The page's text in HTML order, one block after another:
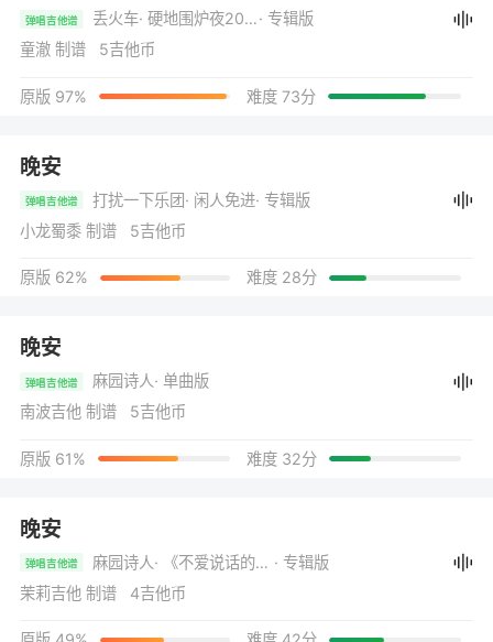
弹唱吉他谱 丢火车 · 硬地围炉夜2017网易云音乐原创盛典· 专辑版
童澈 制谱 5吉他币
原版 97% 难度 73分
晚安
弹唱吉他谱 打扰一下乐团· 闲人免进· 专辑版
小龙蜀黍 制谱 5吉他币
原版 62% 难度 28分
晚安
弹唱吉他谱 麻园诗人· 单曲版
南波吉他 制谱 5吉他币
原版 61% 难度 32分
晚安
弹唱吉他谱 麻园诗人 · 《不爱说话的人》 · 专辑版
茉莉吉他 制谱 4吉他币